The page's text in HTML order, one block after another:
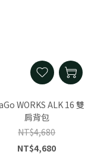
WORKS ALK 16 雙
肩背包
NT$4,680
NT$4,680